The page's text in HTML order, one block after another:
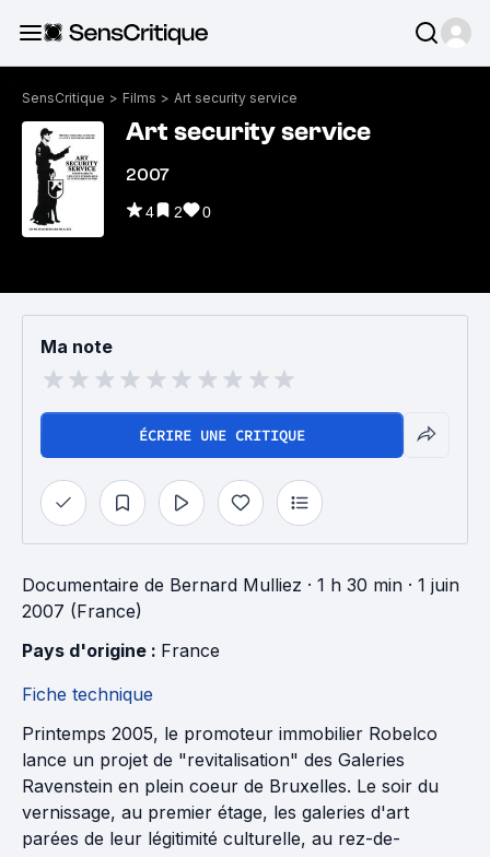
SensCritique > Films > Art security service
Art security service
2007
4 2 0
Ma note
ÉCRIRE UNE CRITIQUE
Documentaire de Bernard Mulliez · 1 h 30 min · 1 juin
2007 (France)
Pays d'origine : France
Fiche technique
Printemps 2005, le promoteur immobilier Robelco
lance un projet de "revitalisation" des Galeries
Ravenstein en plein coeur de Bruxelles. Le soir du
vernissage, au premier étage, les galeries d'art
parées de leur légitimité culturelle, au rez-de-